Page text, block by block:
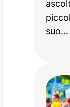
suo…